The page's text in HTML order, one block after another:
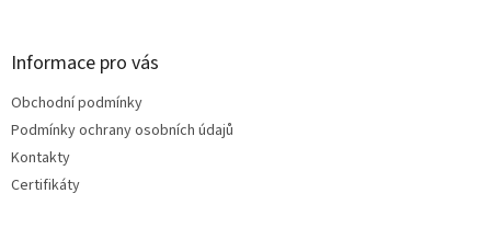
Informace pro vás
Obchodní podmínky
Podmínky ochrany osobních údajů
Kontakty
Certifikáty